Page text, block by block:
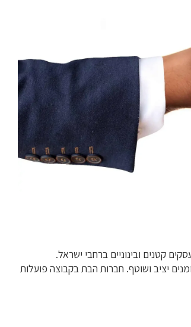
קטנים ובינוניים ברחבי ישראל.
יציב ושוטף. חברות הבת בקבוצה פועלות